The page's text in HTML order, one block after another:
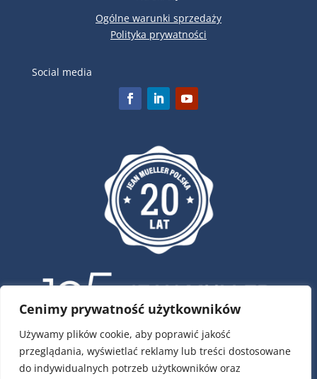
Cenimy prywatność użytkowników
Używamy plików cookie, aby poprawić jakość
przeglądania, wyświetlać reklamy lub treści dostosowane
do indywidualnych potrzeb użytkowników oraz
Ogólne warunki sprzedaży
Polityka prywatności
Social media
ul. Krótka 4, 02-293 Warszawa
tel.:22 / 751 79 01